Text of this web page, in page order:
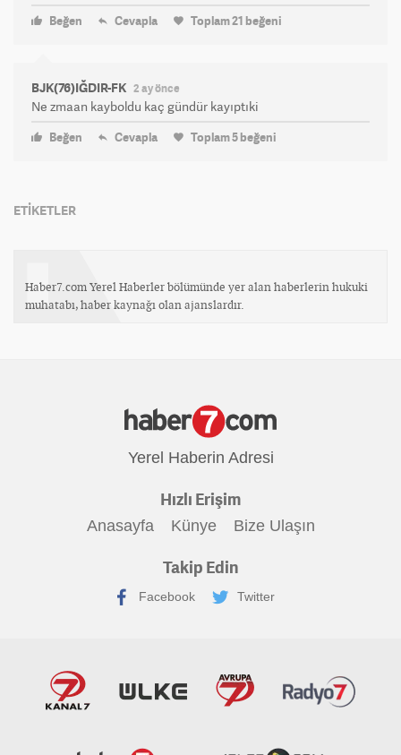
Beğen Cevapla Toplam21 beğeni
BJK(76)IĞDIR-FK 2 ay önce
Ne zmaan kayboldu kaç gündür kayıptıki
Beğen Cevapla Toplam5beğeni
ETİKETLER
Haber7.com Yerel Haberler bölümünde yer alan haberlerin hukuki
muhatabı, haber kaynağı olan ajanslardır.
Yerel Haberin Adresi
Hızlı Erişim
Anasayfa Künye Bize Ulaşın
Takip Edin
Facebook Twitter